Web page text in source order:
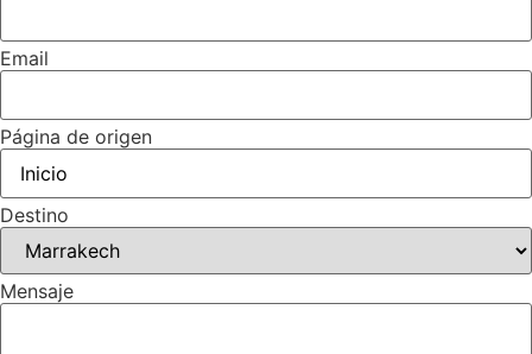
Email
Página de origen
Destino
Mensaje